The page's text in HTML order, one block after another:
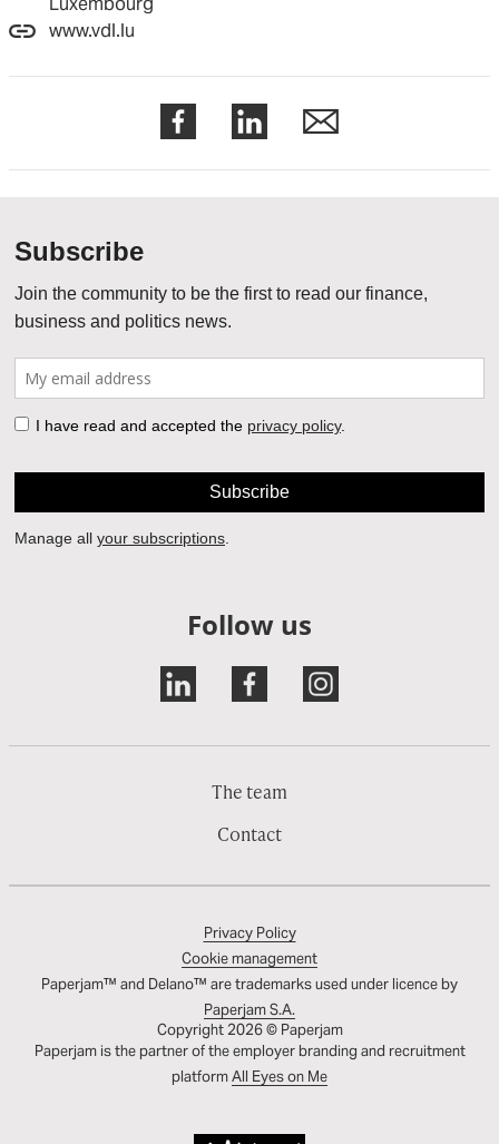
www.vdl.lu
Follow us
The team
Contact
Privacy Policy
Cookie management
Paperjam™ and Delano™ are trademarks used under licence by
Paperjam S.A.
Copyright 2026 © Paperjam
Paperjam is the partner of the employer branding and recruitment
platformAll Eyes on Me